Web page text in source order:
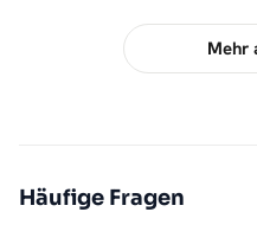
Mehr
Häufige Fragen